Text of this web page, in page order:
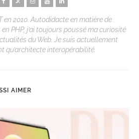
en 2010. Autodidacte en matière de
PHP, j’ai toujours poussé ma curiosité
du Web. Je suis actuellement
qu’architecte interopérabilité.
AIMER